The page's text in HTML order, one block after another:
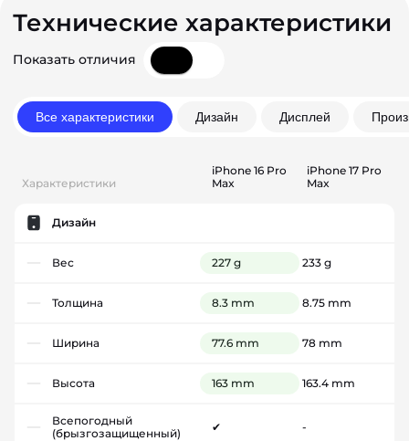
Технические характеристики
Показать отличия
Все характеристики Дизайн Дисплей
Характеристики
iPhone 16 Pro
Max
iPhone 17 Pro
Max
Дизайн
Вес 227 g 233 g
Толщина 8.3 mm 8.75 mm
Ширина 77.6 mm 78 mm
Высота 163 mm 163.4 mm
Всепогодный
(брызгозащищенный)
✔ -